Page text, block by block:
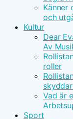
Känner
och
Kultur
Dear
Av
roller
Vad är
Sport